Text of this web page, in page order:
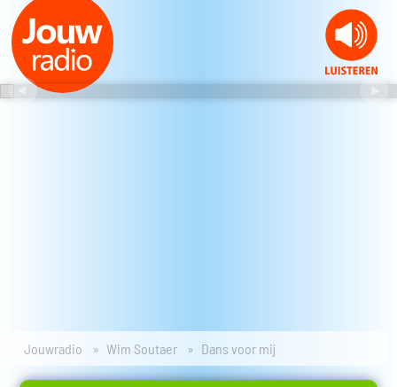
Jouwradio Wim Soutaer Dans voor mij